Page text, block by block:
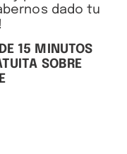
dado tu
15 MINUTOS
SOBRE